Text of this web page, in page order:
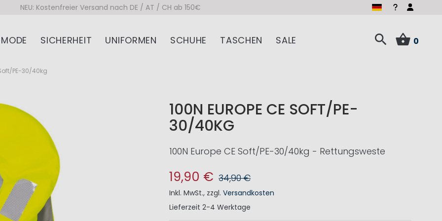
NEU: Kostenfreier Versand nach DE / AT / CH ab 150€
MODE SICHERHEIT UNIFORMEN SCHUHE TASCHEN SALE 0
PE-30/40kg
100N EUROPE CE SOFT/PE-
30/40KG
100N Europe CE Soft/PE-30/40kg - Rettungsweste
19,90 € 34,90 €
Inkl. MwSt., zzgl.Versandkosten
Lieferzeit 2-4 Werktage